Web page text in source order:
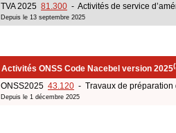
TVA 2025 81.300 - Activités de service
Depuis le 13 septembre 2025
Activités ONSS Code Nacebel version 2025
ONSS2025 43.120 - Travaux de préparation
Depuis le 1 décembre 2025